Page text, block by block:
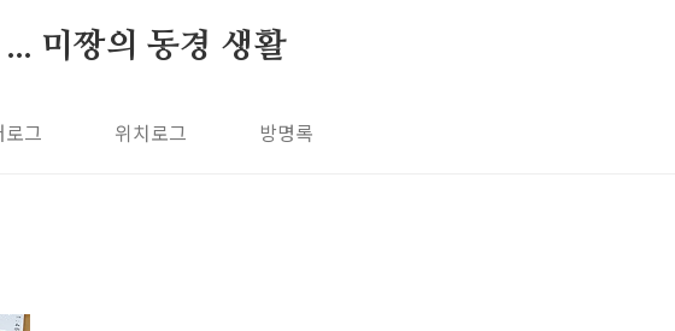
미짱의 동경 생활
로그 위치로그 방명록